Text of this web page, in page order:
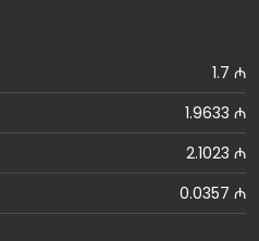
1.7 ₼
1.9633 ₼
2.1023 ₼
0.0357 ₼